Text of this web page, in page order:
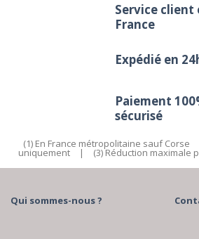
Service client
France
Expédié en
Paiement
sécurisé
(1) En France métropolitaine sauf Corse
uniquement | (3) Réduction maximale
Qui sommes-nous ?